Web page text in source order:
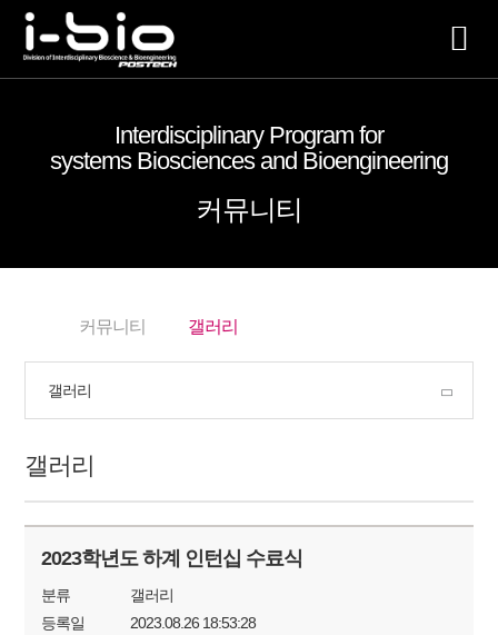
전
Interdisciplinary Program for
systems Biosciences and Bioengineering
커뮤니티
커뮤니티 갤러리
갤러리
갤러리
2023학년도 하계 인턴십 수료식
분류
갤러리
등록일
2023.08.26 18:53:28